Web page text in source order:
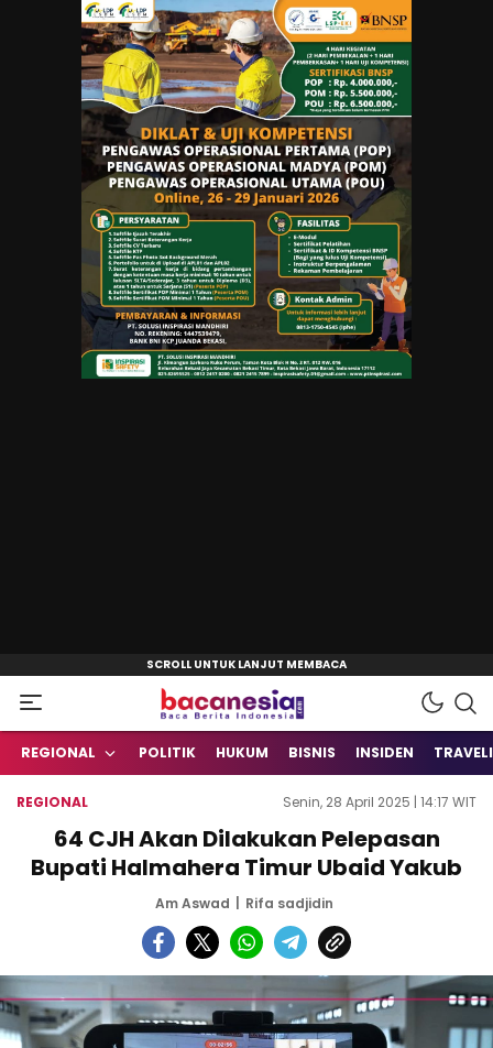
Bacanesia.com
Baca Berita Indonesia
REGIONAL POLITIK HUKUM BISNIS INSIDEN
REGIONAL Senin, 28 April 2025 | 14:17 WIT
64 CJH Akan Dilakukan Pelepasan
Bupati Halmahera Timur Ubaid Yakub
Am Aswad Rifa sadjidin